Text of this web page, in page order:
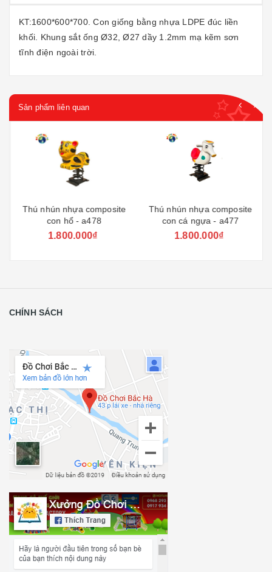
KT:1600*600*700. Con giống bằng nhựa LDPE đúc liền
khối. Khung sắt ống Ø32, Ø27 dầy 1.2mm mạ kẽm sơn
tĩnh điện ngoài trời.
Sản phẩm liên quan
Thú nhún nhựa composite
con hổ - a478
1.800.000₫
Thú nhún nhựa composite
con cá ngựa - a477
1.800.000₫
CHÍNH SÁCH